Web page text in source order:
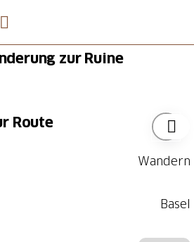
zur Ruine
Route
Wandern
Basel